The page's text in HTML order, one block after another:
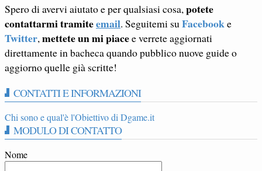
Spero di avervi aiutato e per qualsiasi cosa, potete
contattarmi tramiteemail. Seguitemi su Facebooke
Twitter, mettete un mi piacee verrete aggiornati
direttamente in bacheca quando pubblico nuove guide o
aggiorno quelle già scritte!
CONTATTI E INFORMAZIONI
Chi sono e qual'è l'Obiettivo di Dgame.it
MODULO DI CONTATTO
Nome